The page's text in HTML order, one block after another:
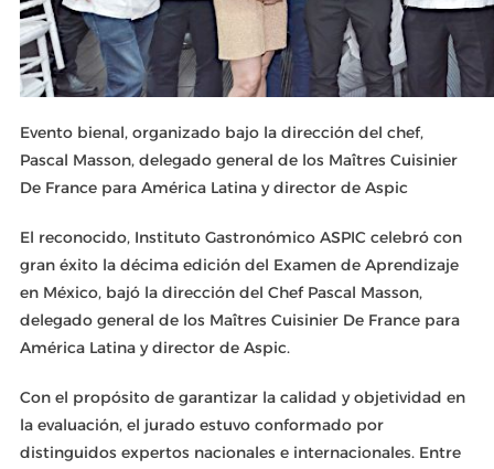
Evento bienal, organizado bajo la dirección del chef,
Pascal Masson, delegado general de los Maîtres Cuisinier
De France para América Latina y director de Aspic
El reconocido, Instituto Gastronómico ASPIC celebró con
gran éxito la décima edición del Examen de Aprendizaje
en México, bajó la dirección del Chef Pascal Masson,
delegado general de los Maîtres Cuisinier De France para
América Latina y director de Aspic.
Con el propósito de garantizar la calidad y objetividad en
la evaluación, el jurado estuvo conformado por
distinguidos expertos nacionales e internacionales. Entre